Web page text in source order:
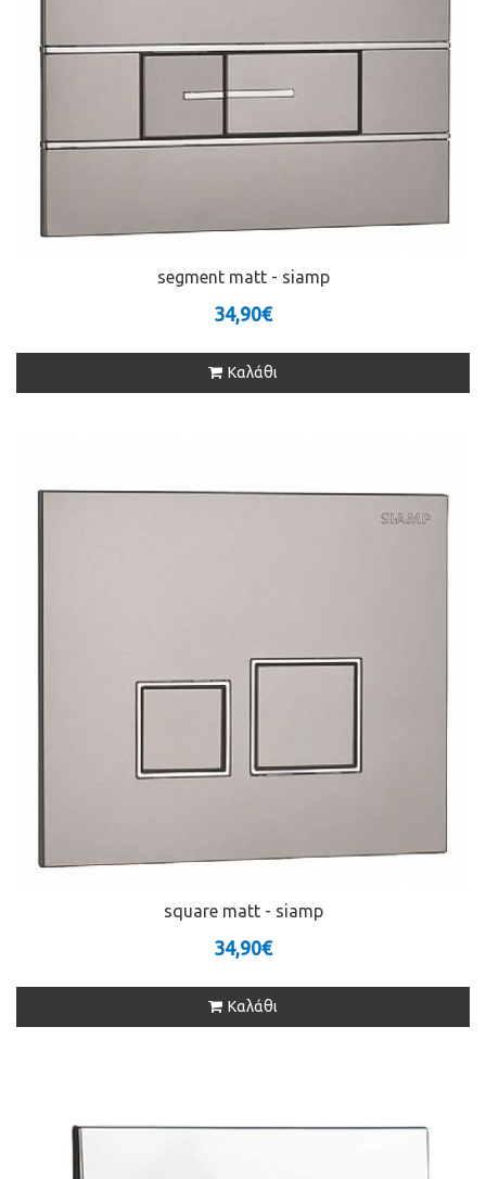
segment matt - siamp
34,90€
Καλάθι
square matt - siamp
34,90€
Καλάθι